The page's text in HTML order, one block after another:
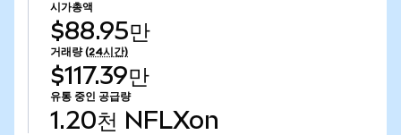
시가총액
$88.95만
거래량 (24시간)
$117.39만
유통 중인 공급량
1.20천 NFLXon